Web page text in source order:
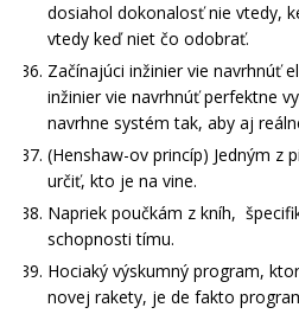
dosiahol dokonalosť nie vtedy,
vtedy keď niet čo odobrať.
Začínajúci inžinier vie navrhnúť
inžinier vie navrhnúť perfektne
navrhne systém tak, aby aj
(Henshaw-ov princíp) Jedným z
určiť, kto je na vine.
Napriek poučkám z kníh,
schopnosti tímu.
Hociaký výskumný program,
novej rakety, je de fakto